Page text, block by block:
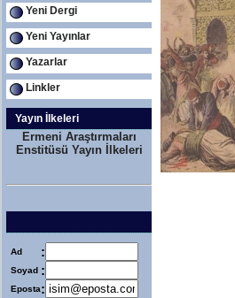
Yeni Dergi
Yeni Yayınlar
Yazarlar
Linkler
Yayın İlkeleri
Ermeni Araştırmaları
Enstitüsü Yayın İlkeleri
Ad :
Soyad :
Eposta: